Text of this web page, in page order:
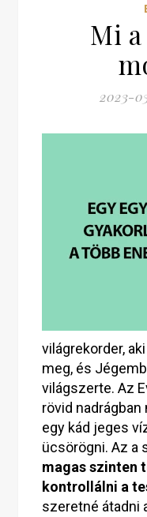
Mi
2023-
világrekorder,
meg, és
világszerte. Az
rövid
egy kád jeges
ücsörögni. Az a
magas szinten
kontrollálni a
szeretné átadni